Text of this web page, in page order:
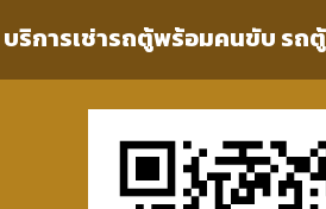
บริการเช่ารถตู้พร้อมคนขับ รถ